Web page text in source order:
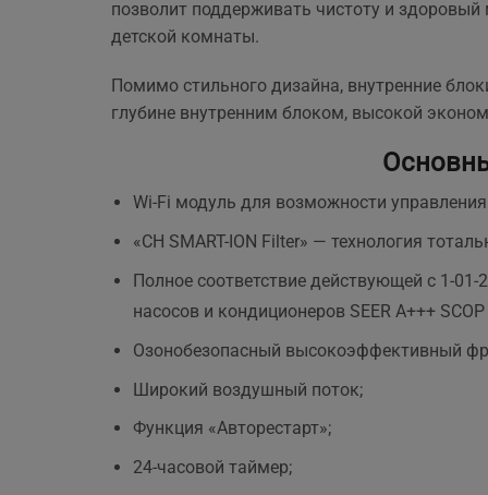
ще
позволит поддерживать чистоту и
детской комнаты.
Помимо стильного дизайна, внутренние
глубине внутренним блоком, высокой
Wi-Fi модуль для возможности
«CH SMART-ION Filter» — технология
Полное соответствие действующей c 1-
насосов и кондиционеров SEER A+++ SCOP
Озонобезопасный высокоэффективный
Широкий воздушный поток;
Функция «Авторестарт»;
24-часовой таймер;